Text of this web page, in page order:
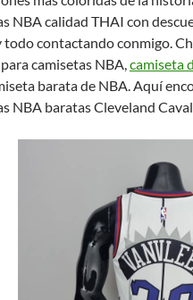
NBA calidad THAI con
todo contactando conmigo.
camisetas NBA,camiseta
barata de NBA. Aquí
NBA baratas Cleveland